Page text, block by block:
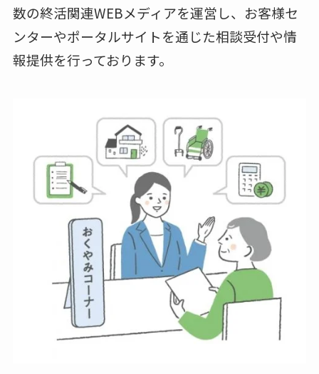
数の終活関連WEBメディアを運営し、お客様セ
ンターやポータルサイトを通じた相談受付や情
報提供を行っております。